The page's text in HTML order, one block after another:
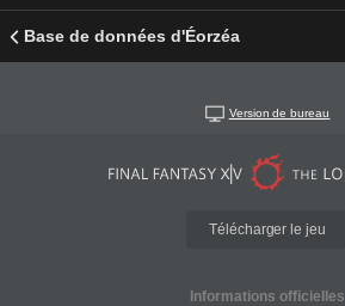
Base de données d'Éorzéa
Version de bureau
Télécharger le jeu
Informations officielles